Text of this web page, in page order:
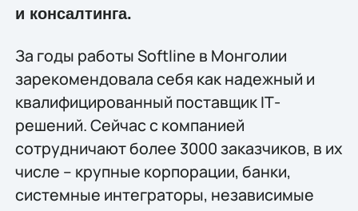
и консалтинга.
За годы работы Softline в Монголии
зарекомендовала себя как надежный и
квалифицированный поставщик IТ-
решений. Сейчас с компанией
сотрудничают более 3000 заказчиков, в их
числе – крупные корпорации, банки,
системные интеграторы, независимые